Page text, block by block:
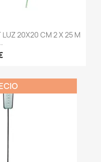
LUZ 20X20 CM 2 X 25 M